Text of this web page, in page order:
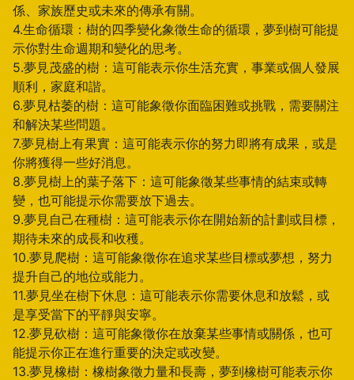
係、家族歷史或未來的傳承有關。
4.生命循環：樹的四季變化象徵生命的循環，夢到樹可能提
示你對生命週期和變化的思考。
5.夢見茂盛的樹：這可能表示你生活充實，事業或個人發展
順利，家庭和諧。
6.夢見枯萎的樹：這可能象徵你面臨困難或挑戰，需要關注
和解決某些問題。
7.夢見樹上有果實：這可能表示你的努力即將有成果，或是
你將獲得一些好消息。
8.夢見樹上的葉子落下：這可能象徵某些事情的結束或轉
變，也可能提示你需要放下過去。
9.夢見自己在種樹：這可能表示你在開始新的計劃或目標，
期待未來的成長和收穫。
10.夢見爬樹：這可能象徵你在追求某些目標或夢想，努力
提升自己的地位或能力。
11.夢見坐在樹下休息：這可能表示你需要休息和放鬆，或
是享受當下的平靜與安寧。
12.夢見砍樹：這可能象徵你在放棄某些事情或關係，也可
能提示你正在進行重要的決定或改變。
13.夢見橡樹：橡樹象徵力量和長壽，夢到橡樹可能表示你